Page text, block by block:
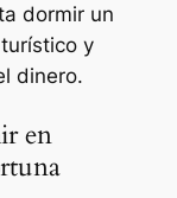
dormir un
y
dinero.
en